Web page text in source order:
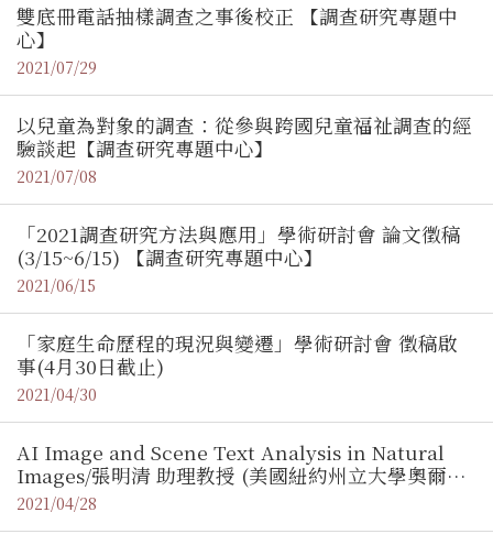
雙底冊電話抽樣調查之事後校正 【調查研究專題中
心】
2021/07/29
以兒童為對象的調查：從參與跨國兒童福祉調查的經
驗談起【調查研究專題中心】
2021/07/08
「2021調查研究方法與應用」學術研討會 論文徵稿
(3/15~6/15) 【調查研究專題中心】
2021/06/15
「家庭生命歷程的現況與變遷」學術研討會 徵稿啟
事(4月30日截止)
2021/04/30
AI Image and Scene Text Analysis in Natural
Images/張明清 助理教授 (美國紐約州立大學奧爾巴
尼分校、 國立中央大學資訊工程學系訪問學者)
【地理資訊科學研究專題中心】
2021/04/28